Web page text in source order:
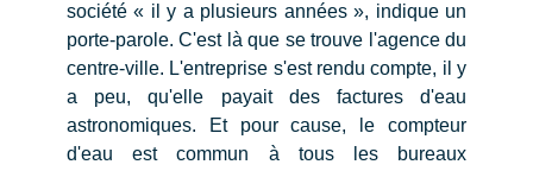
société « il y a plusieurs années », indique un
porte-parole. C'est là que se trouve l'agence du
centre-ville. L'entreprise s'est rendu compte, il y
a peu, qu'elle payait des factures d'eau
astronomiques. Et pour cause, le compteur
d'eau est commun à tous les bureaux